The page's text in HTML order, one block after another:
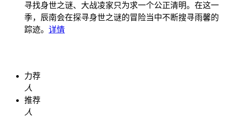
寻找身世之谜、大战凌家只为求一个公正清明。在这一
季，辰南会在探寻身世之谜的冒险当中不断搜寻雨馨的
踪迹。 详情
力荐
人
推荐
人